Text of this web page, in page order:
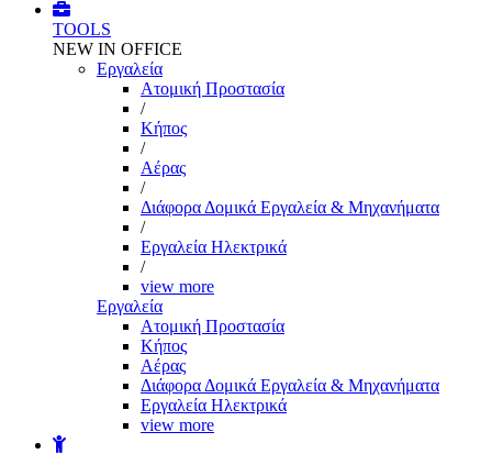
TOOLS
NEW IN OFFICE
Εργαλεία
Aτομική Προστασία
/
Kήπος
/
Αέρας
/
Διάφορα Δομικά Εργαλεία & Μηχανήματα
/
Εργαλεία Ηλεκτρικά
/
view more
Εργαλεία
Aτομική Προστασία
Kήπος
Αέρας
Διάφορα Δομικά Εργαλεία & Μηχανήματα
Εργαλεία Ηλεκτρικά
view more